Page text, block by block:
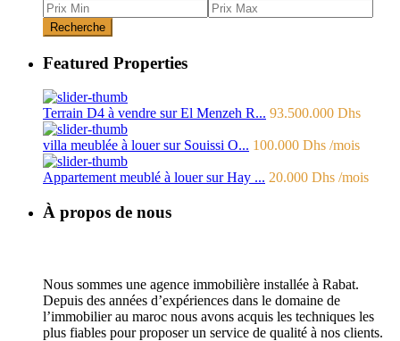
Recherche
Featured Properties
Terrain D4 à vendre sur El Menzeh R... 93.500.000 Dhs
villa meublée à louer sur Souissi O... 100.000 Dhs /mois
Appartement meublé à louer sur Hay ... 20.000 Dhs /mois
À propos de nous
Nous sommes une agence immobilière installée à Rabat.
Depuis des années d’expériences dans le domaine de
l’immobilier au maroc nous avons acquis les techniques les
plus fiables pour proposer un service de qualité à nos clients.